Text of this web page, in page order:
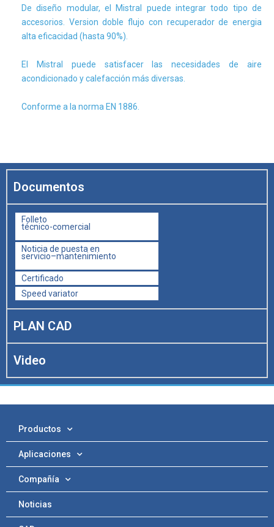
De diseño modular, el Mistral puede integrar todo tipo de
accesorios. Version doble flujo con recuperador de energia
alta eficacidad (hasta 90%).
El Mistral puede satisfacer las necesidades de aire
acondicionado y calefacción más diversas.
Conforme a la norma EN 1886.
Documentos
Folleto
técnico-comercial
Noticia de puesta en
servicio–mantenimiento
Certificado
Speed variator
PLAN CAD
Video
Productos
Aplicaciones
Compañía
Noticias